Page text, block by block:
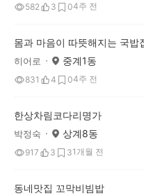
582 3 04주 전
히어로 중계1동
831 4 04주 전
한상차림코다리명가
박정숙 상계8동
917 3 31개월 전
동네맛집 꼬막비빔밥